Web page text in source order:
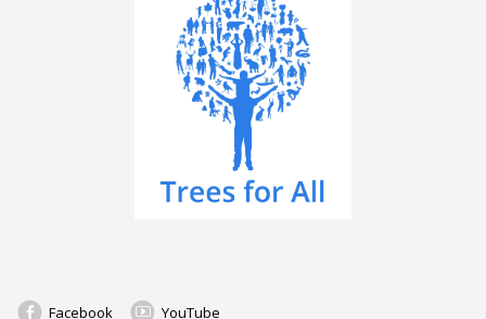
Facebook YouTube